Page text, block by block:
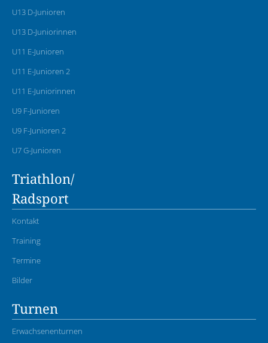
U13 D-Junioren
U13 D-Juniorinnen
U11 E-Junioren
U11 E-Junioren 2
U11 E-Juniorinnen
U9 F-Junioren
U9 F-Junioren 2
U7 G-Junioren
Triathlon/
Radsport
Kontakt
Training
Termine
Bilder
Turnen
Erwachsenenturnen